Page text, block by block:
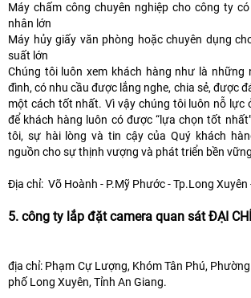
Máy chấm công chuyên nghiệp cho công ty
nhân lớn
Máy hủy giấy văn phòng hoặc chuyên dụng
suất lớn
Chúng tôi luôn xem khách hàng như là những
đình, có nhu cầu được lắng nghe, chia sẻ, được
một cách tốt nhất. Vì vậy chúng tôi luôn nỗ lực
để khách hàng luôn có được “lựa chọn tốt
tôi, sự hài lòng và tin cậy của Quý khách
nguồn cho sự thịnh vượng và phát triển bền
Địa chỉ: Võ Hoành - P.Mỹ Phước - Tp.Long Xuyên
5. công ty lắp đặt camera quan sát ĐẠI CHÍ
địa chỉ: Phạm Cự Lượng, Khóm Tân Phú,
phố Long Xuyên, Tỉnh An Giang.